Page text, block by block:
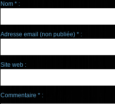
Nom * :
Adresse email (non publiée) * :
Site web :
Commentaire * :